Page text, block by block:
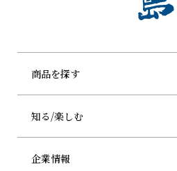
商品を探す
知る/楽しむ
企業情報